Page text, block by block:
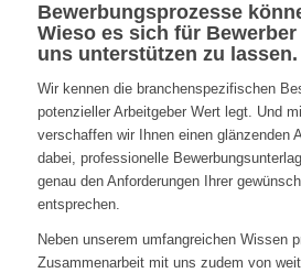
Bewerbungsprozesse
Wieso es sich für
uns unterstützen zu lassen.
Wir kennen die branchenspezifischen
potenzieller Arbeitgeber Wert legt. Und
verschaffen wir Ihnen einen glänzenden
dabei, professionelle
genau den Anforderungen Ihrer
entsprechen.
Neben unserem umfangreichen Wissen
Zusammenarbeit mit uns zudem von